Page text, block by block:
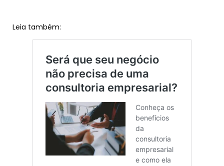
Leia também: